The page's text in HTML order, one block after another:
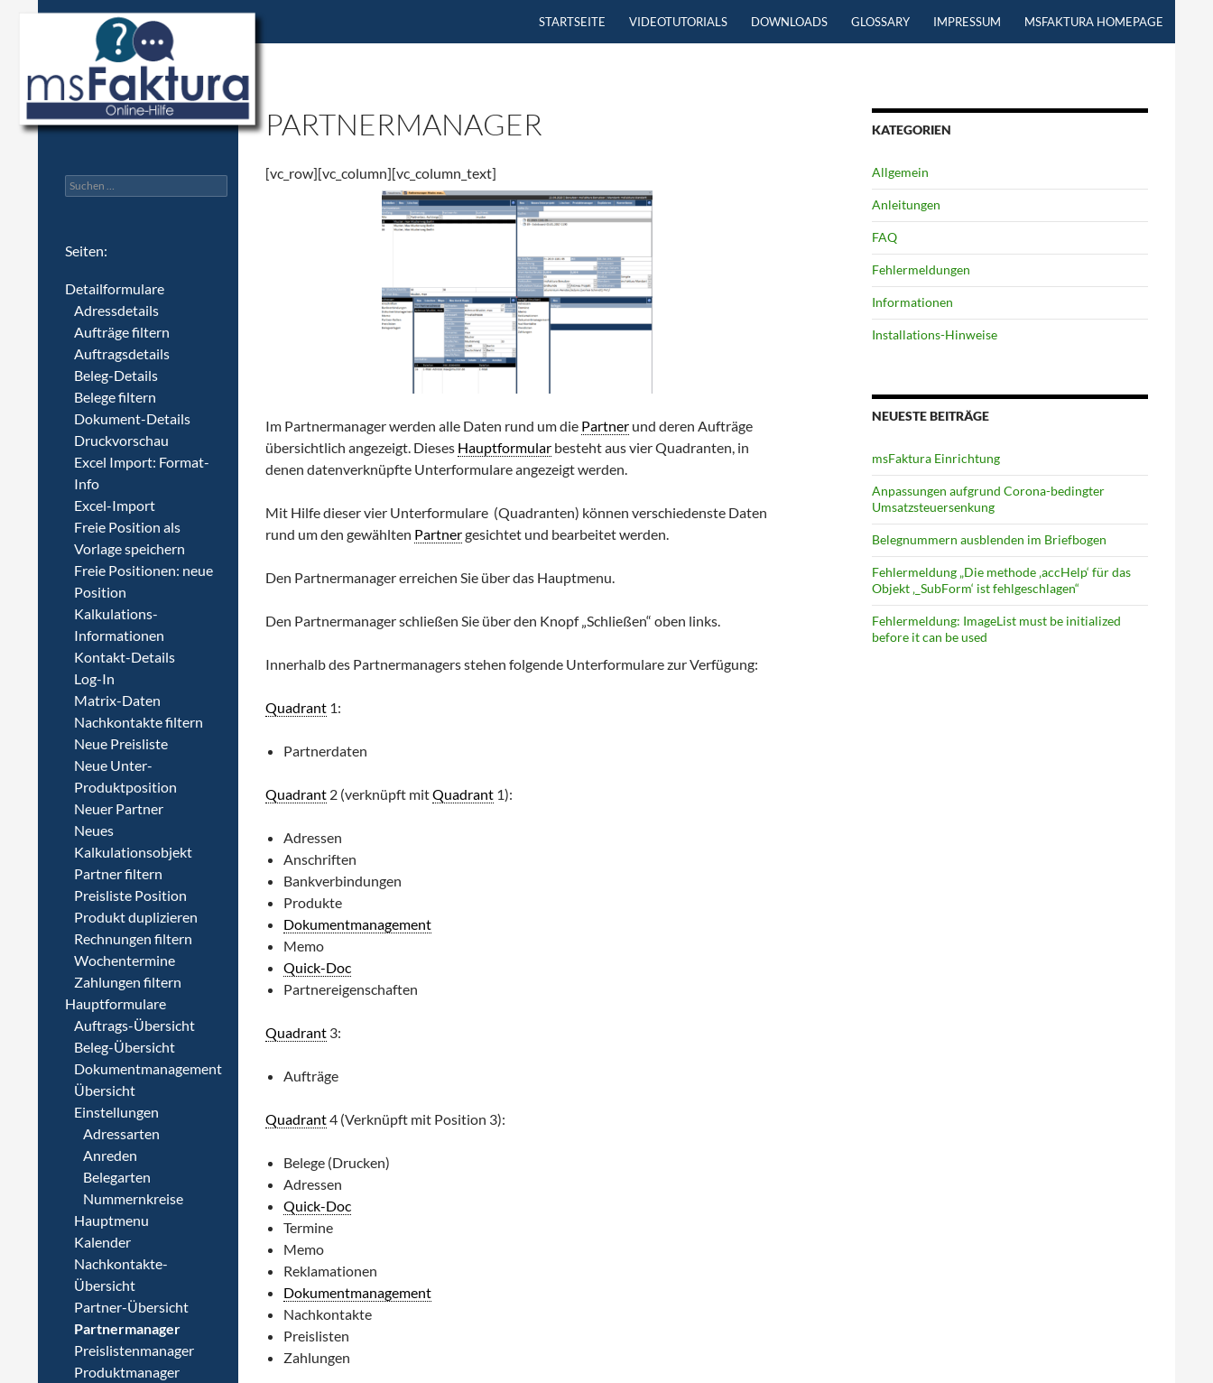
STARTSEITE
VIDEOTUTORIALS DOWNLOADS GLOSSARY IMPRESSUM MSFAKTURA HOMEPAGE
PARTNERMANAGER
[vc_row][vc_column][vc_column_text]
Im Partnermanager werden alle Daten rund um die Partner und deren Aufträge
übersichtlich angezeigt. Dieses Hauptformular besteht aus vier Quadranten, in
denen datenverknüpfte Unterformulare angezeigt werden.
Mit Hilfe dieser vier Unterformulare (Quadranten) können verschiedenste Daten
rund um den gewählten Partnergesichtet und bearbeitet werden.
Den Partnermanager erreichen Sie über das Hauptmenu.
Den Partnermanager schließen Sie über den Knopf „Schließen“ oben links.
Innerhalb des Partnermanagers stehen folgende Unterformulare zur Verfügung:
Quadrant 1:
Partnerdaten
Quadrant 2 (verknüpft mitQuadrant 1):
Adressen
Anschriften
Bankverbindungen
Produkte
Dokumentmanagement
Memo
Quick-Doc
Partnereigenschaften
Quadrant 3:
Aufträge
Quadrant4 (Verknüpft mit Position 3):
Belege (Drucken)
Adressen
Quick-Doc
Termine
Memo
Reklamationen
Dokumentmanagement
Nachkontakte
Preislisten
Zahlungen
KATEGORIEN
Allgemein
Anleitungen
FAQ
Fehlermeldungen
Informationen
Installations-Hinweise
NEUESTE BEITRÄGE
msFaktura Einrichtung
Anpassungen aufgrund Corona-bedingter
Umsatz­steuer­senkung
Belegnummern ausblenden im Briefbogen
Fehlermeldung „Die methode ‚accHelp‘ für das
Objekt ‚_SubForm‘ ist fehlgeschlagen“
Fehlermeldung: ImageList must be initialized
before it can be used
msFaktura Hilfe für Version 2
Suchen
nach:
Seiten:
Detailformulare
Adressdetails
Aufträge filtern
Auftragsdetails
Beleg-Details
Belege filtern
Dokument-Details
Druckvorschau
Excel Import: Format-
Info
Excel-Import
Freie Position als
Vorlage speichern
Freie Positionen: neue
Position
Kalkulations-
Informationen
Kontakt-Details
Log-In
Matrix-Daten
Nachkontakte filtern
Neue Preisliste
Neue Unter-
Produktposition
Neuer Partner
Neues
Kalkulationsobjekt
Partner filtern
Preisliste Position
Produkt duplizieren
Rechnungen filtern
Wochentermine
Zahlungen filtern
Hauptformulare
Auftrags-Übersicht
Beleg-Übersicht
Dokumentmanagement
Übersicht
Einstellungen
Adressarten
Anreden
Belegarten
Nummernkreise
Hauptmenu
Kalender
Nachkontakte-
Übersicht
Partner-Übersicht
Partnermanager
Preislistenmanager
Produktmanager